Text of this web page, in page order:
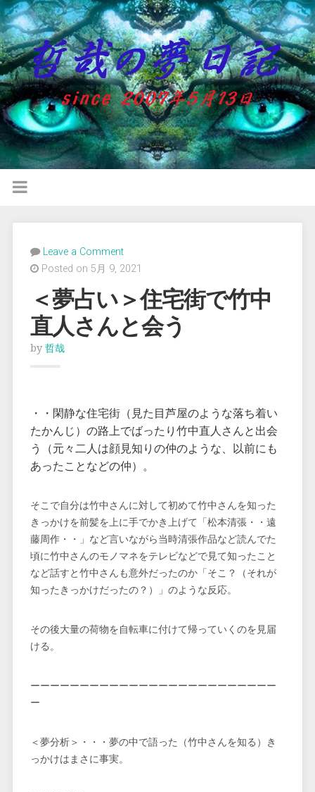
Leave a Comment
Posted on 5月 9, 2021
＜夢占い＞住宅街で竹中
直人さんと会う
by 哲哉
・・閑静な住宅街（見た目芦屋のような落ち着い
たかんじ）の路上でばったり竹中直人さんと出会
う（元々二人は顔見知りの仲のような、以前にも
あったことなどの仲）。
そこで自分は竹中さんに対して初めて竹中さんを知った
きっかけを前髪を上に手でかき上げて「松本清張・・遠
藤周作・・」など言いながら当時清張作品など読んでた
頃に竹中さんのモノマネをテレビなどで見て知ったこと
など話すと竹中さんも意外だったのか「そこ？（それが
知ったきっかけだったの？）」のような反応。
その後大量の荷物を自転車に付けて帰っていくのを見届
ける。
ーーーーーーーーーーーーーーーーーーーーーーーーー
ー
＜夢分析＞・・・夢の中で語った（竹中さんを知る）き
っかけはまさに事実。